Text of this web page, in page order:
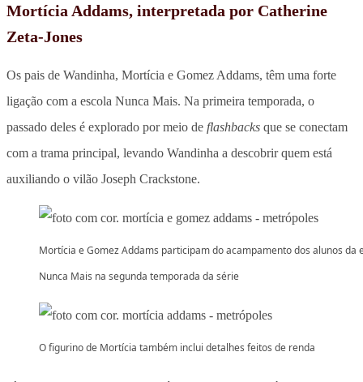
Mortícia Addams, interpretada por Catherine
Zeta-Jones
Os pais de Wandinha, Mortícia e Gomez Addams, têm uma forte
ligação com a escola Nunca Mais. Na primeira temporada, o
passado deles é explorado por meio de flashbacks que se conectam
com a trama principal, levando Wandinha a descobrir quem está
auxiliando o vilão Joseph Crackstone.
Mortícia e Gomez Addams participam do acampamento dos alunos da
Nunca Mais na segunda temporada da série
O figurino de Mortícia também inclui detalhes feitos de renda